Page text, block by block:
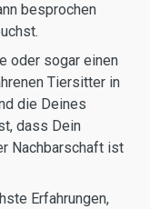
besprochen
oder sogar einen
Tiersitter in
die Deines
dass Dein
Nachbarschaft ist
Erfahrungen,